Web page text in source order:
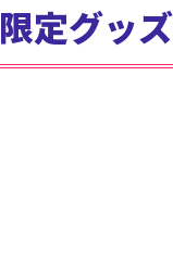
限定グッズ